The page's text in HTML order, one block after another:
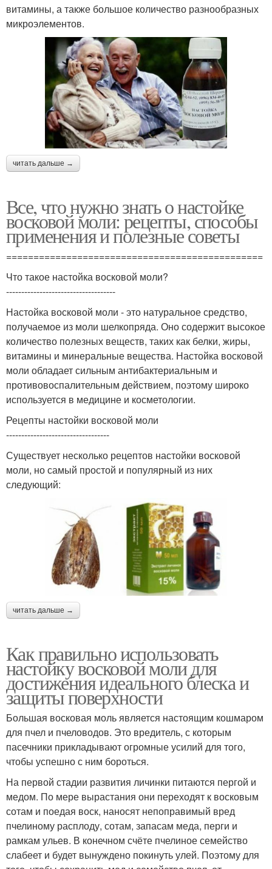
витамины, а также большое количество разнообразных
микроэлементов.
читать дальше →
Все, что нужно знать о настойке
восковой моли: рецепты, способы
применения и полезные советы
===============================================
Что такое настойка восковой моли?
------------------------------------
Настойка восковой моли - это натуральное средство,
получаемое из моли шелкопряда. Оно содержит высокое
количество полезных веществ, таких как белки, жиры,
витамины и минеральные вещества. Настойка восковой
моли обладает сильным антибактериальным и
противовоспалительным действием, поэтому широко
используется в медицине и косметологии.
Рецепты настойки восковой моли
----------------------------------
Существует несколько рецептов настойки восковой
моли, но самый простой и популярный из них
следующий:
читать дальше →
Как правильно использовать
настойку восковой моли для
достижения идеального блеска и
защиты поверхности
Большая восковая моль является настоящим кошмаром
для пчел и пчеловодов. Это вредитель, с которым
пасечники прикладывают огромные усилий для того,
чтобы успешно с ним бороться.
На первой стадии развития личинки питаются пергой и
медом. По мере вырастания они переходят к восковым
сотам и поедая воск, наносят непоправимый вред
пчелиному расплоду, сотам, запасам меда, перги и
рамкам ульев. В конечном счёте пчелиное семейство
слабеет и будет вынуждено покинуть улей. Поэтому для